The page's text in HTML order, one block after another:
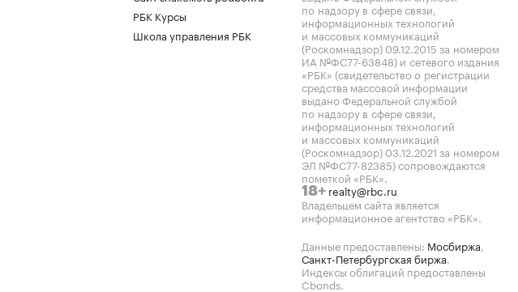
РБК Курсы
Школа управления РБК
по надзору в сфере связи,
информационных технологий
и массовых коммуникаций
(Роскомнадзор) 09.12.2015 за номером
ИА №ФС77-63848) и сетевого издания
«РБК» (свидетельство о регистрации
средства массовой информации
выдано Федеральной службой
по надзору в сфере связи,
информационных технологий
и массовых коммуникаций
(Роскомнадзор) 03.12.2021 за номером
ЭЛ №ФС77-82385) сопровождаются
пометкой «РБК».
18+ realty@rbc.ru
Владельцем сайта является
информационное агентство «РБК».
Данные предоставлены: Мосбиржа,
Санкт-Петербургская биржа.
Индексы облигаций предоставлены
Cbonds.